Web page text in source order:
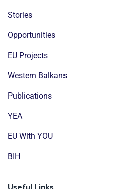
Stories
Opportunities
EU Projects
Western Balkans
Publications
YEA
EU With YOU
BIH